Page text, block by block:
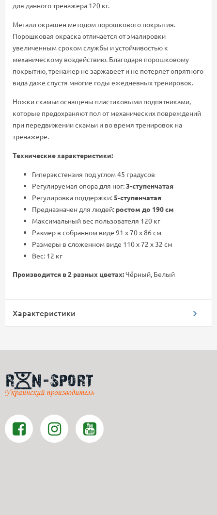
для данного тренажера 120 кг.
Металл окрашен методом порошкового покрытия.
Порошковая окраска отличается от эмалировки
увеличенным сроком службы и устойчивостью к
механическому воздействию. Благодаря порошковому
покрытию, тренажер не заржавеет и не потеряет опрятного
вида даже спустя многие годы ежедневных тренировок.
Ножки скамьи оснащены пластиковыми подпятниками,
которые предохраняют пол от механических повреждений
при передвижении скамьи и во время тренировок на
тренажере.
Технические характеристики:
Гиперэкстензия под углом 45 градусов
Регулируемая опора для ног:3-ступенчатая
Регулировка поддержки:5-ступенчатая
Предназначен для людей: ростом до 190 см
Максимальный вес пользователя 120 кг
Размер в собранном виде 91 х 70 х 86 см
Размеры в сложенном виде 110 х 72 х 32 см
Вес: 12 кг
Производится в 2 разных цветах:Чёрный, Белый
Характеристики